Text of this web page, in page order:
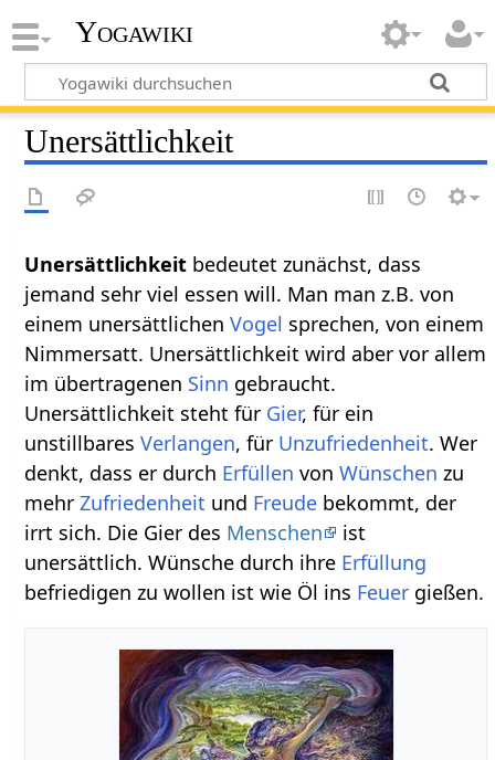
Yogawiki
Unersättlichkeit
Unersättlichkeit bedeutet zunächst, dass
jemand sehr viel essen will. Man man z.B. von
einem unersättlichenVogel sprechen, von einem
Nimmersatt. Unersättlichkeit wird aber vor allem
im übertragenen Sinn gebraucht.
Unersättlichkeit steht für Gier, für ein
unstillbaresVerlangen, für Unzufriedenheit. Wer
denkt, dass er durch Erfüllen vonWünschen zu
mehrZufriedenheit und Freude bekommt, der
irrt sich. Die Gier des Menschen
ist
unersättlich. Wünsche durch ihre Erfüllung
befriedigen zu wollen ist wie Öl ins Feuer gießen.